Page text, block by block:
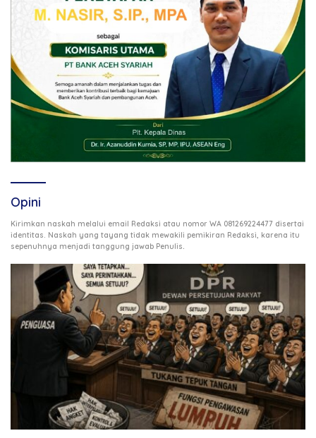
Opini
Kirimkan naskah melalui email Redaksi atau nomor WA 081269224477 disertai
identitas. Naskah yang tayang tidak mewakili pemikiran Redaksi, karena itu
sepenuhnya menjadi tanggung jawab Penulis.